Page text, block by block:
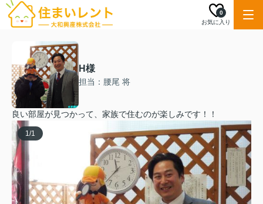
お気に入り
0
H様
担当：腰尾 将
良い部屋が見つかって、家族で住むのが楽しみです！！
1/1